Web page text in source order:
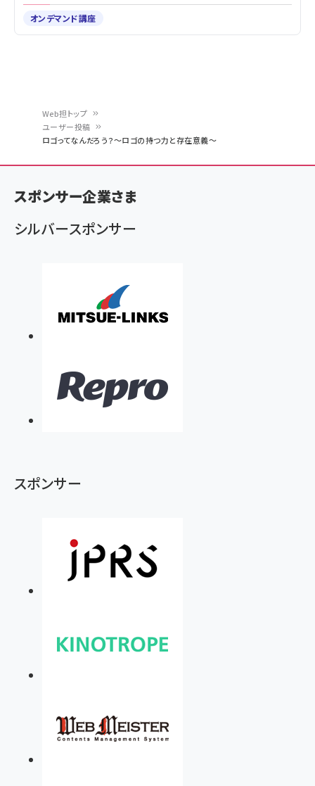
ン
く
ず
Web担トップ
ユーザー投稿
ロゴってなんだろう？～ロゴの持つ力と存在意義～
オンデマンド講座
スポンサー企業さま
シルバースポンサー
スポンサー